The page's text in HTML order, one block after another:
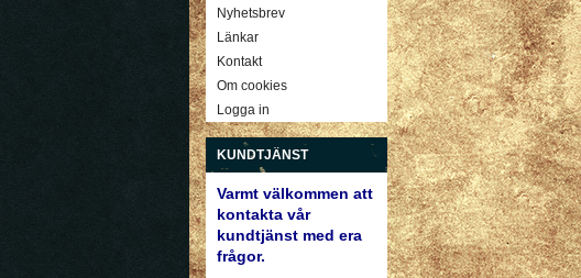
Nyhetsbrev
Länkar
Kontakt
Om cookies
Logga in
KUNDTJÄNST
Varmt välkommen att
kontakta vår
kundtjänst med era
frågor.